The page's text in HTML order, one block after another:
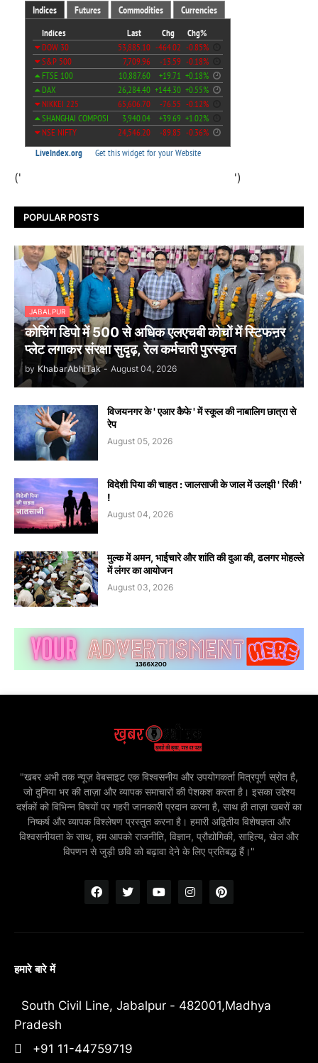
(' ')
POPULAR POSTS
JABALPUR
कोचिंग डिपो में 500 से अधिक एलएचबी कोचों में स्टिफऩर
प्लेट लगाकर संरक्षा सुदृढ़, रेल कर्मचारी पुरस्कृत
by KhabarAbhiTak - August 04, 2026
विजयनगर के ' एआर कैफे ' में स्कूल की नाबालिग छात्रा से
रेप
August 05, 2026
विदेशी पिया की चाहत : जालसाजी के जाल में उलझी ' रिंकी '
!
August 04, 2026
मुल्क में अमन, भाईचारे और शांति की दुआ की, ढलगर मोहल्ले
में लंगर का आयोजन
August 03, 2026
"खबर अभी तक न्यूज़ वेबसाइट एक विश्वसनीय और उपयोगकर्ता मित्रपूर्ण स्रोत है,
जो दुनिया भर की ताज़ा और व्यापक समाचारों की पेशकश करता है। इसका उद्देश्य
दर्शकों को विभिन्न विषयों पर गहरी जानकारी प्रदान करना है, साथ ही ताज़ा खबरों का
निष्कर्ष और व्यापक विश्लेषण प्रस्तुत करना है। हमारी अद्वितीय विशेषज्ञता और
विश्वसनीयता के साथ, हम आपको राजनीति, विज्ञान, प्रौद्योगिकी, साहित्य, खेल और
विपणन से जुड़ी छवि को बढ़ावा देने के लिए प्रतिबद्ध हैं।"
हमारे बारे में
South Civil Line, Jabalpur - 482001,Madhya
Pradesh
+91 11-44759719